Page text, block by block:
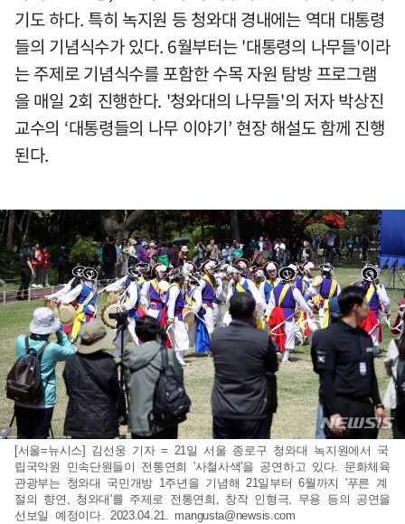
기도 하다. 특히 녹지원 등 청와대 경내에는 역대 대통령
들의 기념식수가 있다. 6월부터는 '대통령의 나무들'이라
는 주제로 기념식수를 포함한 수목 자원 탐방 프로그램
을 매일 2회 진행한다. '청와대의 나무들'의 저자 박상진
교수의 ‘대통령들의 나무 이야기’ 현장 해설도 함께 진행
된다.
[서울=뉴시스] 김선웅 기자 = 21일 서울 종로구 청와대 녹지원에서 국
립국악원 민속단원들이 전통연희 '사철사색'을 공연하고 있다. 문화체육
관광부는 청와대 국민개방 1주년을 기념해 21일부터 6월까지 '푸른 계
절의 향연, 청와대'를 주제로 전통연희, 창작 인형극, 무용 등의 공연을
선보일 예정이다. 2023.04.21. mangusta@newsis.com